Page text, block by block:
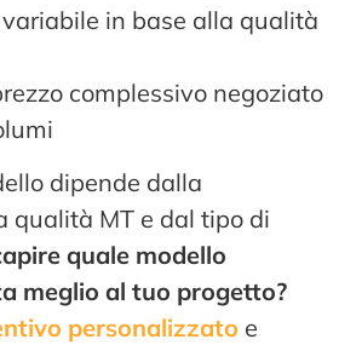
in base alla qualità
complessivo negoziato
dipende dalla
qualità MT e dal tipo di
quale modello
meglio al tuo progetto?
personalizzato e